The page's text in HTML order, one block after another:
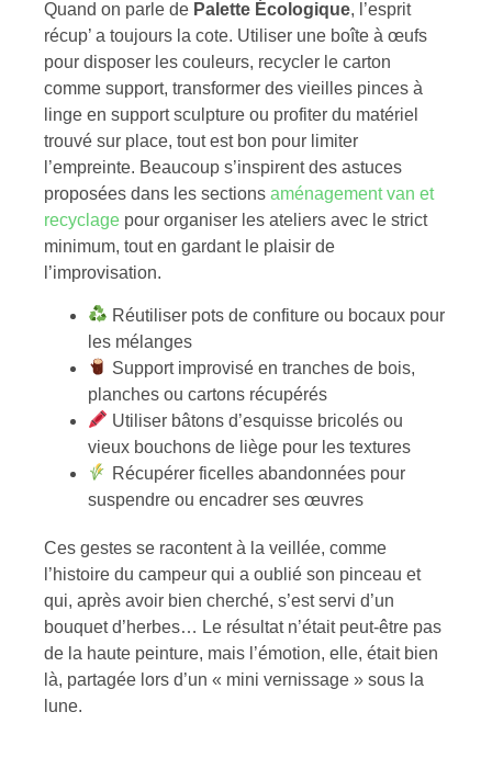
Quand on parle de Palette Écologique, l’esprit
récup’ a toujours la cote. Utiliser une boîte à œufs
pour disposer les couleurs, recycler le carton
comme support, transformer des vieilles pinces à
linge en support sculpture ou profiter du matériel
trouvé sur place, tout est bon pour limiter
l’empreinte. Beaucoup s’inspirent des astuces
proposées dans les sections aménagement van et
recyclage pour organiser les ateliers avec le strict
minimum, tout en gardant le plaisir de
l’improvisation.
Réutiliser pots de confiture ou bocaux pour
les mélanges
Support improvisé en tranches de bois,
planches ou cartons récupérés
Utiliser bâtons d’esquisse bricolés ou
vieux bouchons de liège pour les textures
Récupérer ficelles abandonnées pour
suspendre ou encadrer ses œuvres
Ces gestes se racontent à la veillée, comme
l’histoire du campeur qui a oublié son pinceau et
qui, après avoir bien cherché, s’est servi d’un
bouquet d’herbes… Le résultat n’était peut-être pas
de la haute peinture, mais l’émotion, elle, était bien
là, partagée lors d’un « mini vernissage » sous la
lune.